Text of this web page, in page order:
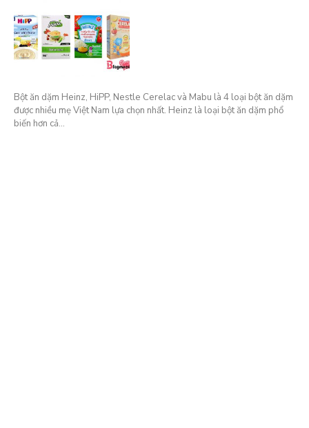
Bột ăn dặm Heinz, HiPP, Nestle Cerelac và Mabu là 4 loại bột ăn dặm
được nhiều mẹ Việt Nam lựa chọn nhất. Heinz là loại bột ăn dặm phổ
biến hơn cả…